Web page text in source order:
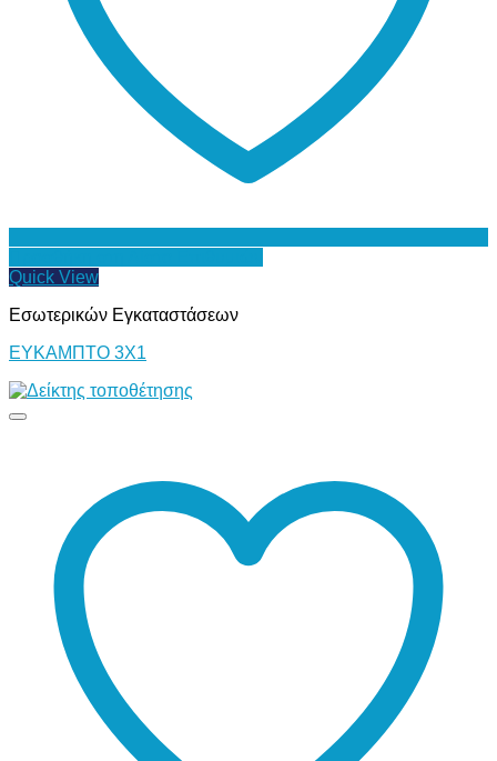
Quick View
Εσωτερικών Εγκαταστάσεων
ΕΥΚΑΜΠΤΟ 3Χ1